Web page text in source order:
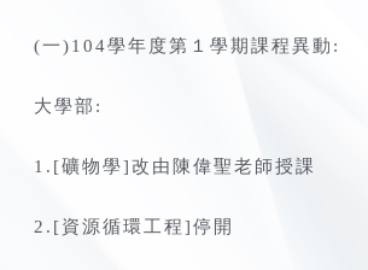
(一)104學年度第１學期課程異動:
大學部:
1.[礦物學]改由陳偉聖老師授課
2.[資源循環工程]停開